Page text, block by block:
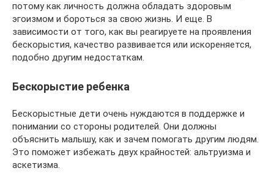
потому как личность должна обладать здоровым
эгоизмом и бороться за свою жизнь. И еще. В
зависимости от того, как вы реагируете на проявления
бескорыстия, качество развивается или искореняется,
подобно другим недостаткам.
Бескорыстие ребенка
Бескорыстные дети очень нуждаются в поддержке и
понимании со стороны родителей. Они должны
объяснить малышу, как и зачем помогать другим людям.
Это поможет избежать двух крайностей: альтруизма и
аскетизма.